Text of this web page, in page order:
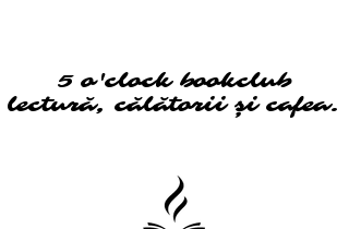
5 o'clock bookclub
lectură, călătorii și cafea.
5 o'clock bookclub
lectură, călătorii și cafea.